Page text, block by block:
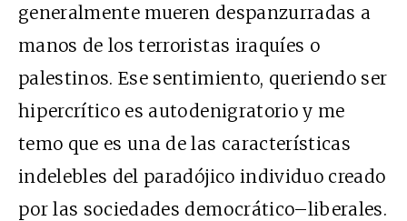
generalmente mueren despanzurradas a
manos de los terroristas iraquíes o
palestinos. Ese sentimiento, queriendo ser
hipercrítico es autodenigratorio y me
temo que es una de las características
indelebles del paradójico individuo creado
por las sociedades democrático–liberales.